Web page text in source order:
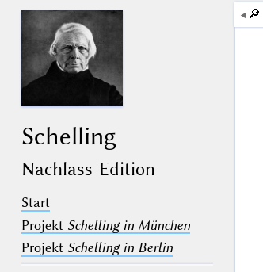
Schelling
Nachlass-Edition
Start
Projekt Schelling in München
Projekt Schelling in Berlin
🔎︎